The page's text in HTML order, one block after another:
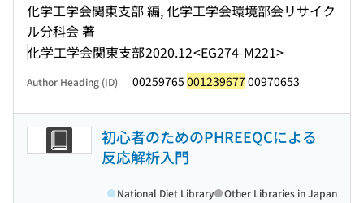
化学工学会関東支部 編, 化学工学会環境部会リサイク
ル分科会 著
化学工学会関東支部2020.12<EG274-M221>
Author Heading (ID) 00259765 001239677 00970653
初心者のためのPHREEQCによる
反応解析入門
National Diet Library Other Libraries in Japan